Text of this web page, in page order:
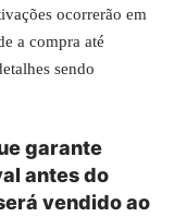
ocorrerão em
a compra até
sendo
garante
antes do
vendido ao